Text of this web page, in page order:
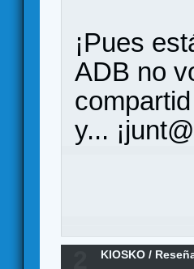
¡Pues
ADB no
y...
KIOSKO /